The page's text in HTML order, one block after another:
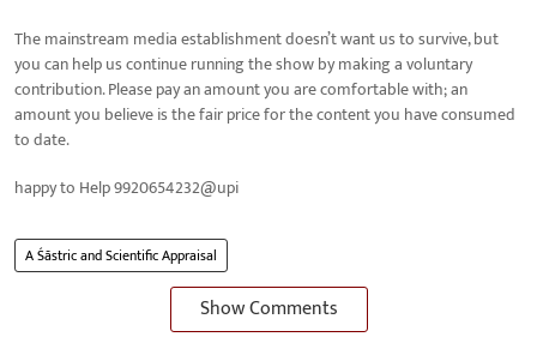
The mainstream media establishment doesn’t want us to survive, but
you can help us continue running the show by making a voluntary
contribution. Please pay an amount you are comfortable with; an
amount you believe is the fair price for the content you have consumed
to date.
happy to Help 9920654232@upi
A Śāstric and Scientific Appraisal
Show Comments